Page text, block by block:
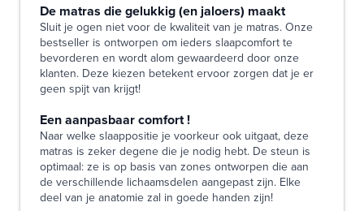
De matras die gelukkig (en jaloers) maakt
Sluit je ogen niet voor de kwaliteit van je matras. Onze
bestseller is ontworpen om ieders slaapcomfort te
bevorderen en wordt alom gewaardeerd door onze
klanten. Deze kiezen betekent ervoor zorgen dat je er
geen spijt van krijgt!
Een aanpasbaar comfort !
Naar welke slaappositie je voorkeur ook uitgaat, deze
matras is zeker degene die je nodig hebt. De steun is
optimaal: ze is op basis van zones ontworpen die aan
de verschillende lichaamsdelen aangepast zijn. Elke
deel van je anatomie zal in goede handen zijn!